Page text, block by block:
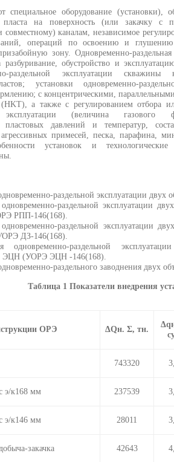
специальное оборудование (установки),
пласта на поверхность (или закачку с
совместному) каналам, независимое
операций по освоению и глушению
зону. Одновременно-
разбуривание, обустройство и
раздельной эксплуатации скважины
установки одновременно-
с концентрическими,
(HKT), а также с регулированием отбора
(величина газового
пластовых давлений и температур,
примесей, песка, парафина,
установок и
раздельной эксплуатации
раздельной эксплуатации
РПП-146(168).
раздельной эксплуатации
ДЗ-146(168).
одновременно-раздельной
ЭЦН (УОРЭ ЭЦН -146(168).
раздельного заводнения двух
Таблица 1 Показатели внедрения
ОРЭ ΔQн. Σ, тн. Δq
743320
э/к168 мм 237539
э/к146 мм 28011
закачка 42643